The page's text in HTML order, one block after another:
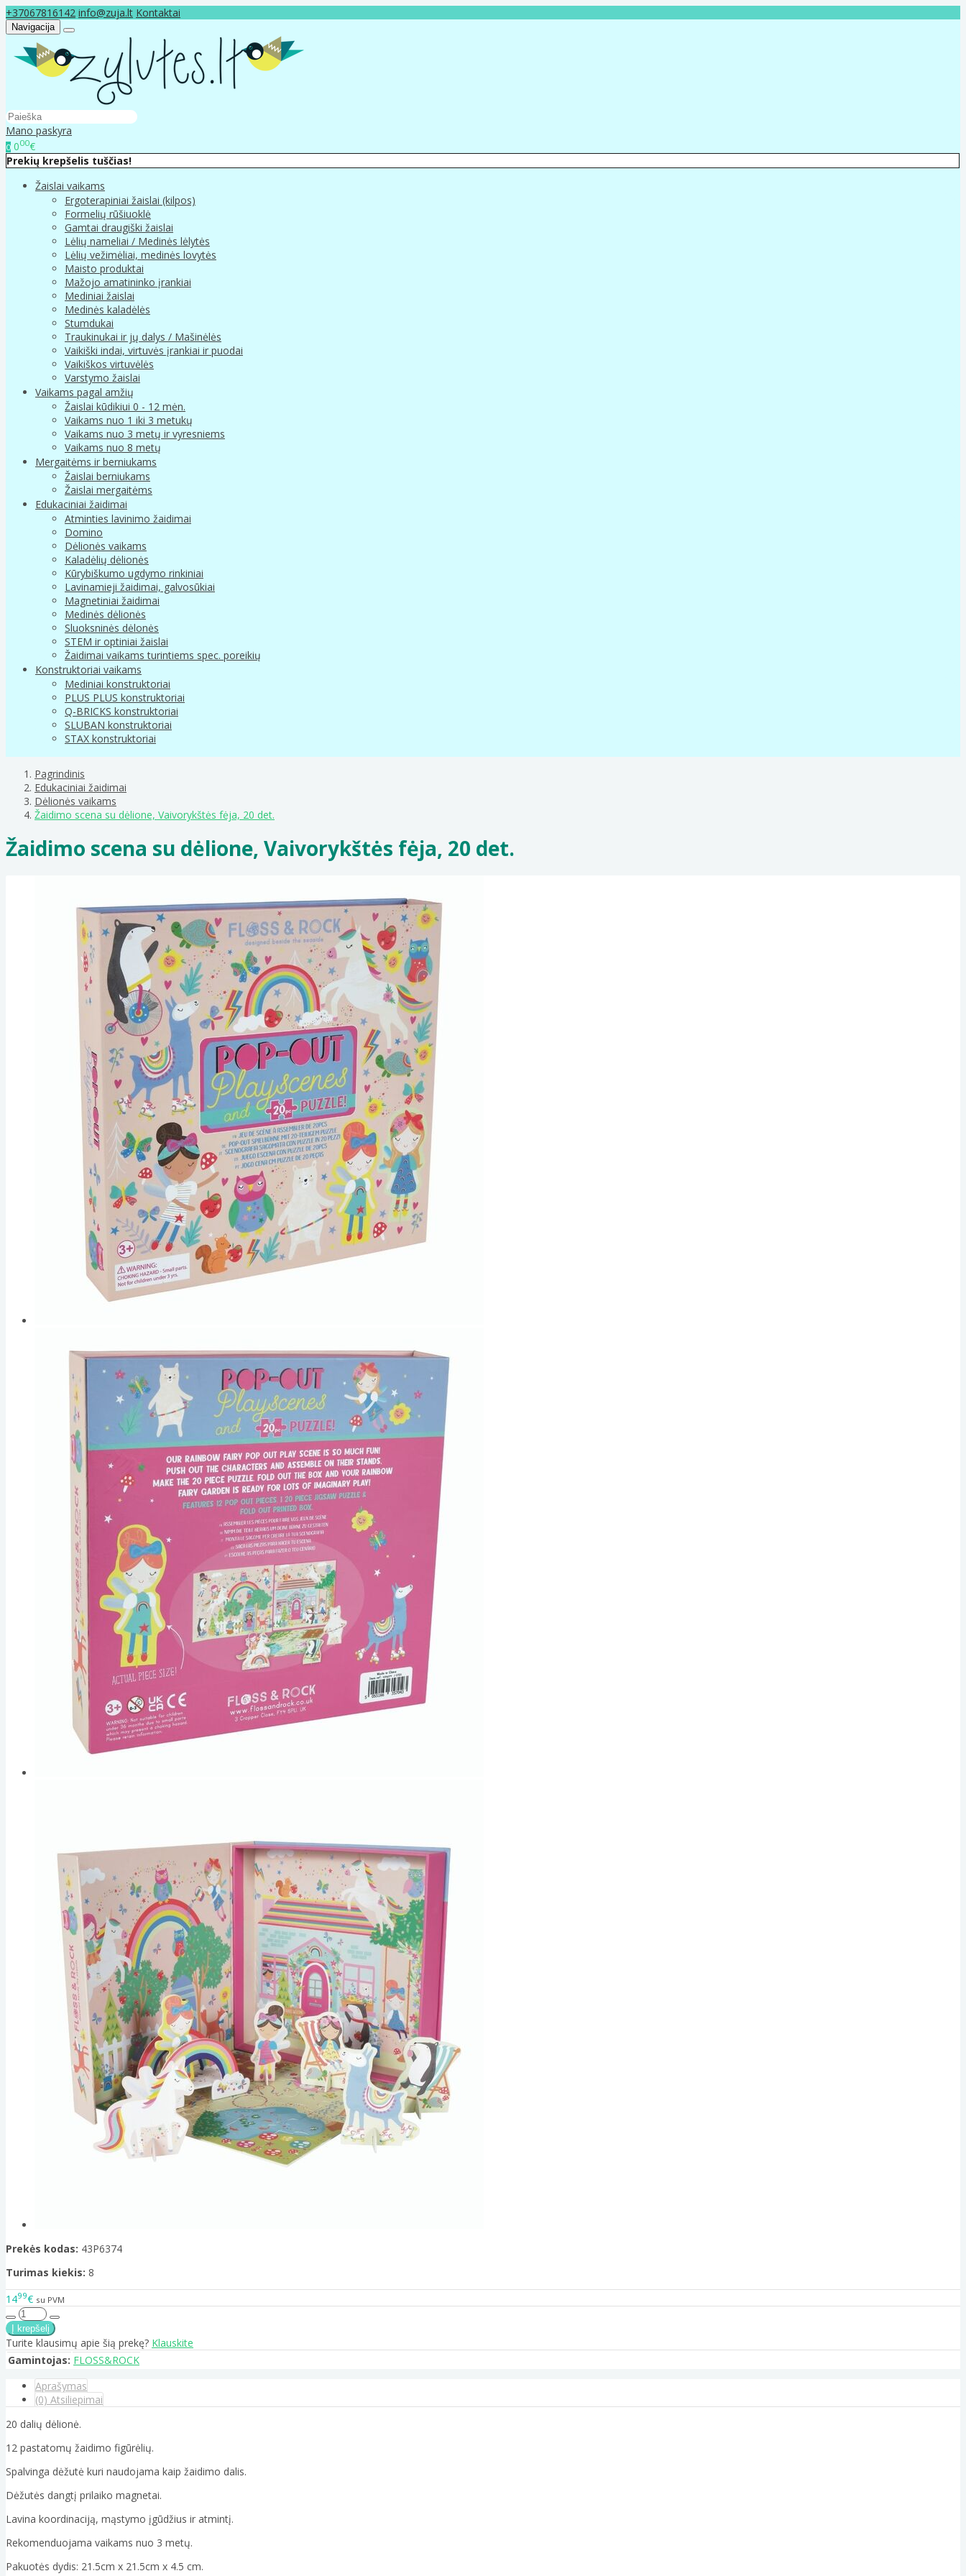
+37067816142 info@zuja.lt Kontaktai
Navigacija
Mano paskyra
0 000€
Prekių krepšelis tuščias!
Žaislai vaikams
Ergoterapiniai žaislai (kilpos)
Formelių rūšiuoklė
Gamtai draugiški žaislai
Lėlių nameliai / Medinės lėlytės
Lėlių vežimėliai, medinės lovytės
Maisto produktai
Mažojo amatininko įrankiai
Mediniai žaislai
Medinės kaladėlės
Stumdukai
Traukinukai ir jų dalys / Mašinėlės
Vaikiški indai, virtuvės įrankiai ir puodai
Vaikiškos virtuvėlės
Varstymo žaislai
Vaikams pagal amžių
Žaislai kūdikiui 0 - 12 mėn.
Vaikams nuo 1 iki 3 metukų
Vaikams nuo 3 metų ir vyresniems
Vaikams nuo 8 metų
Mergaitėms ir berniukams
Žaislai berniukams
Žaislai mergaitėms
Edukaciniai žaidimai
Atminties lavinimo žaidimai
Domino
Dėlionės vaikams
Kaladėlių dėlionės
Kūrybiškumo ugdymo rinkiniai
Lavinamieji žaidimai, galvosūkiai
Magnetiniai žaidimai
Medinės dėlionės
Sluoksninės dėlonės
STEM ir optiniai žaislai
Žaidimai vaikams turintiems spec. poreikių
Konstruktoriai vaikams
Mediniai konstruktoriai
PLUS PLUS konstruktoriai
Q-BRICKS konstruktoriai
SLUBAN konstruktoriai
STAX konstruktoriai
Pagrindinis
Edukaciniai žaidimai
Dėlionės vaikams
Žaidimo scena su dėlione, Vaivorykštės fėja, 20 det.
Žaidimo scena su dėlione, Vaivorykštės fėja, 20 det.
Prekės kodas: 43P6374
Turimas kiekis: 8
1499€ su PVM
Turite klausimų apie šią prekę? Klauskite
Gamintojas: FLOSS&ROCK
Aprašymas
(0) Atsiliepimai
20 dalių dėlionė.
12 pastatomų žaidimo figūrėlių.
Spalvinga dėžutė kuri naudojama kaip žaidimo dalis.
Dėžutės dangtį prilaiko magnetai.
Lavina koordinaciją, mąstymo įgūdžius ir atmintį.
Rekomenduojama vaikams nuo 3 metų.
Pakuotės dydis: 21.5cm x 21.5cm x 4.5 cm.